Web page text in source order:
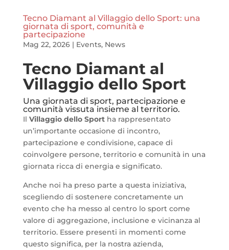
Tecno Diamant al Villaggio dello Sport: una
giornata di sport, comunità e
partecipazione
Mag 22, 2026| Events, News
Tecno Diamant al
Villaggio dello Sport
Una giornata di sport, partecipazione e
comunità vissuta insieme al territorio.
Il Villaggio dello Sportha rappresentato
un’importante occasione di incontro,
partecipazione e condivisione, capace di
coinvolgere persone, territorio e comunità in una
giornata ricca di energia e significato.
Anche noi ha preso parte a questa iniziativa,
scegliendo di sostenere concretamente un
evento che ha messo al centro lo sport come
valore di aggregazione, inclusione e vicinanza al
territorio. Essere presenti in momenti come
questo significa, per la nostra azienda,